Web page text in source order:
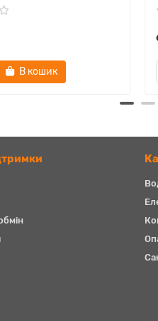
В кошик